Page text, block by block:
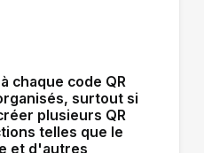
à chaque code QR
surtout si
plusieurs QR
telles que le
et d'autres
×